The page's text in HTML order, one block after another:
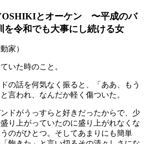
とオーケン 〜平成のバ
を令和でも大事にし続ける女
家）
いた時のこと。
の話を何気なく振ると、「ああ、もう
言われ、なんだか軽く傷ついた。
ドがうっすらと好きだったからで、少
り上がっていたのに盛り上がれなくな
のがひとつ。そしてあまりにも簡単